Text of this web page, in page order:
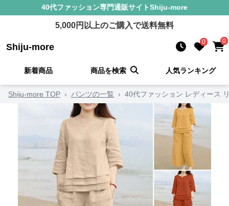
40代ファッション専門通販サイトShiju-more
5,000円以上のご購入で送料無料
Shiju-more 0 0
新着商品 商品を検索 人気ランキング
Shiju-more TOP › パンツの一覧 › 40代ファッション レディース